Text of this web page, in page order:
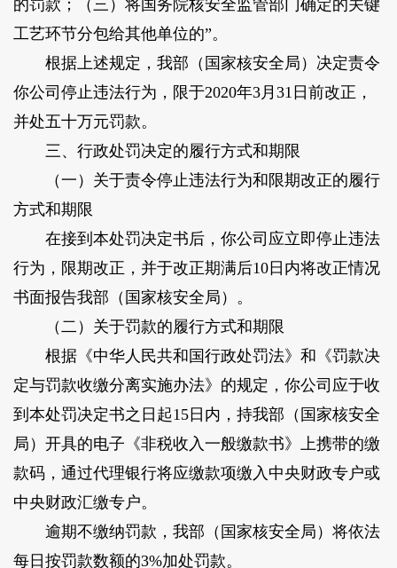
的罚款；（三）将国务院核安全监管部门确定的关键
工艺环节分包给其他单位的”。
根据上述规定，我部（国家核安全局）决定责令
你公司停止违法行为，限于2020年3月31日前改正，
并处五十万元罚款。
三、行政处罚决定的履行方式和期限
（一）关于责令停止违法行为和限期改正的履行
方式和期限
在接到本处罚决定书后，你公司应立即停止违法
行为，限期改正，并于改正期满后10日内将改正情况
书面报告我部（国家核安全局）。
（二）关于罚款的履行方式和期限
根据《中华人民共和国行政处罚法》和《罚款决
定与罚款收缴分离实施办法》的规定，你公司应于收
到本处罚决定书之日起15日内，持我部（国家核安全
局）开具的电子《非税收入一般缴款书》上携带的缴
款码，通过代理银行将应缴款项缴入中央财政专户或
中央财政汇缴专户。
逾期不缴纳罚款，我部（国家核安全局）将依法
每日按罚款数额的3%加处罚款。